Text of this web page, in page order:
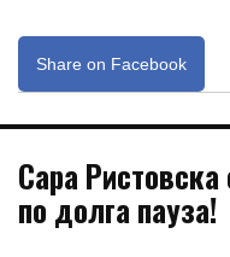
Share on Facebook
Сара Ристовска
по долга пауза!